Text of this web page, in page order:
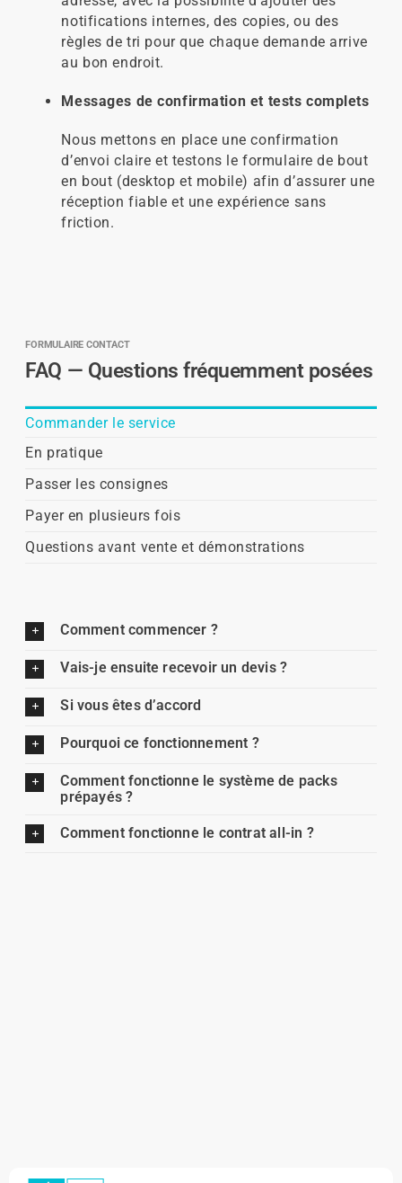
notifications internes, des copies, ou des
règles de tri pour que chaque demande arrive
au bon endroit.
Messages de confirmation et tests complets
Nous mettons en place une confirmation
d’envoi claire et testons le formulaire de bout
en bout (desktop et mobile) afin d’assurer une
réception fiable et une expérience sans
friction.
FORMULAIRE CONTACT
FAQ — Questions fréquemment posées
Commander le service
En pratique
Passer les consignes
Payer en plusieurs fois
Questions avant vente et démonstrations
Comment commencer ?
Vais-je ensuite recevoir un devis ?
Si vous êtes d’accord
Pourquoi ce fonctionnement ?
Comment fonctionne le système de packs
prépayés ?
Comment fonctionne le contrat all-in ?